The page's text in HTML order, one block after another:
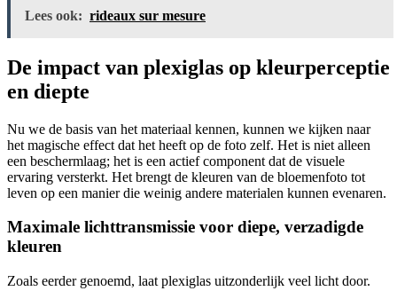
Lees ook: rideaux sur mesure
De impact van plexiglas op kleurperceptie
en diepte
Nu we de basis van het materiaal kennen, kunnen we kijken naar
het magische effect dat het heeft op de foto zelf. Het is niet alleen
een beschermlaag; het is een actief component dat de visuele
ervaring versterkt. Het brengt de kleuren van de bloemenfoto tot
leven op een manier die weinig andere materialen kunnen evenaren.
Maximale lichttransmissie voor diepe, verzadigde
kleuren
Zoals eerder genoemd, laat plexiglas uitzonderlijk veel licht door.